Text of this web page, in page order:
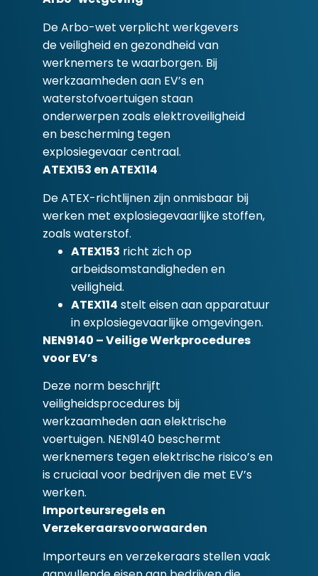
De Arbo-wet verplicht werkgevers
de veiligheid en gezondheid van
werknemers te waarborgen. Bij
werkzaamheden aan EV’s en
waterstofvoertuigen staan
onderwerpen zoals elektroveiligheid
en bescherming tegen
explosiegevaar centraal.
ATEX153 en ATEX114
De ATEX-richtlijnen zijn onmisbaar bij
werken met explosiegevaarlijke stoffen,
zoals waterstof.
ATEX153 richt zich op
arbeidsomstandigheden en
veiligheid.
ATEX114 stelt eisen aan apparatuur
in explosiegevaarlijke omgevingen.
NEN9140 – Veilige Werkprocedures
voor EV’s
Deze norm beschrijft
veiligheidsprocedures bij
werkzaamheden aan elektrische
voertuigen. NEN9140 beschermt
werknemers tegen elektrische risico’s en
is cruciaal voor bedrijven die met EV’s
werken.
Importeursregels en
Verzekeraarsvoorwaarden
Importeurs en verzekeraars stellen vaak